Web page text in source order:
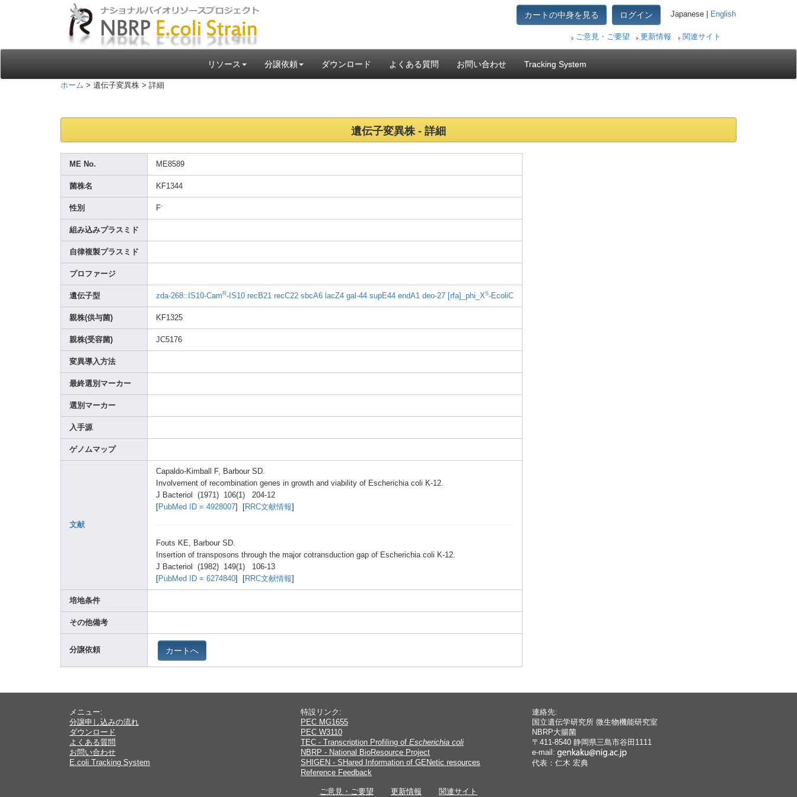
カートの中身を見る ログイン Japanese | English
ご意見・ご要望 更新情報 関連サイト
リソース 分譲依頼 ダウンロード よくある質問 お問い合わせ Tracking System
ホーム > 遺伝子変異株 > 詳細
遺伝子変異株 - 詳細
ME No. ME8589
菌株名 KF1344
性別 F-
組み込みプラスミド
自律複製プラスミド
プロファージ
遺伝子型 zda-268::I S10-CamR-IS10 recB21 recC22 sbcA6 lacZ4 gal-44 supE44 endA1 deo-27 [rfa] _phi_ XS-Ecol iC
親株(供与菌) KF1325
親株(受容菌) JC5176
変異導入方法
最終選別マーカー
選別マーカー
入手源
ゲノムマップ
文献
Capaldo-Kimball F, Barbour SD.
Invol vement of recom bination genes in growth and viabi lity of Escherichia coli K-12.
J Bacteriol (1971) 106(1) 204-12
PubMed ID = 4928007 RRC文献情報
Fouts KE, Barbour SD.
Insertion of transposons through the major cotransduction gap of Escherichia coli K-12.
J Bacteriol (1982) 149(1) 106-13
PubMed ID = 6274840 RRC文献情報
培地条件
その他備考
分譲依頼 カートへ
メニュー:
分譲申し込みの流れ
ダウンロード
よくある質問
お問い合わせ
E.coli Tracking System
特設リンク:
PEC MG1655
PEC W3110
TEC - Transcription Profiling of Escherichia coli
NBRP - National BioResource Project
SHIGEN - SHared Information of GENetic resources
Reference Feedback
連絡先:
国立遺伝学研究所 微生物機能研究室
NBRP大腸菌
〒411-8540 静岡県三島市谷田1111
e-mail:
代表：仁木 宏典
ご意見・ご要望 更新情報 関連サイト